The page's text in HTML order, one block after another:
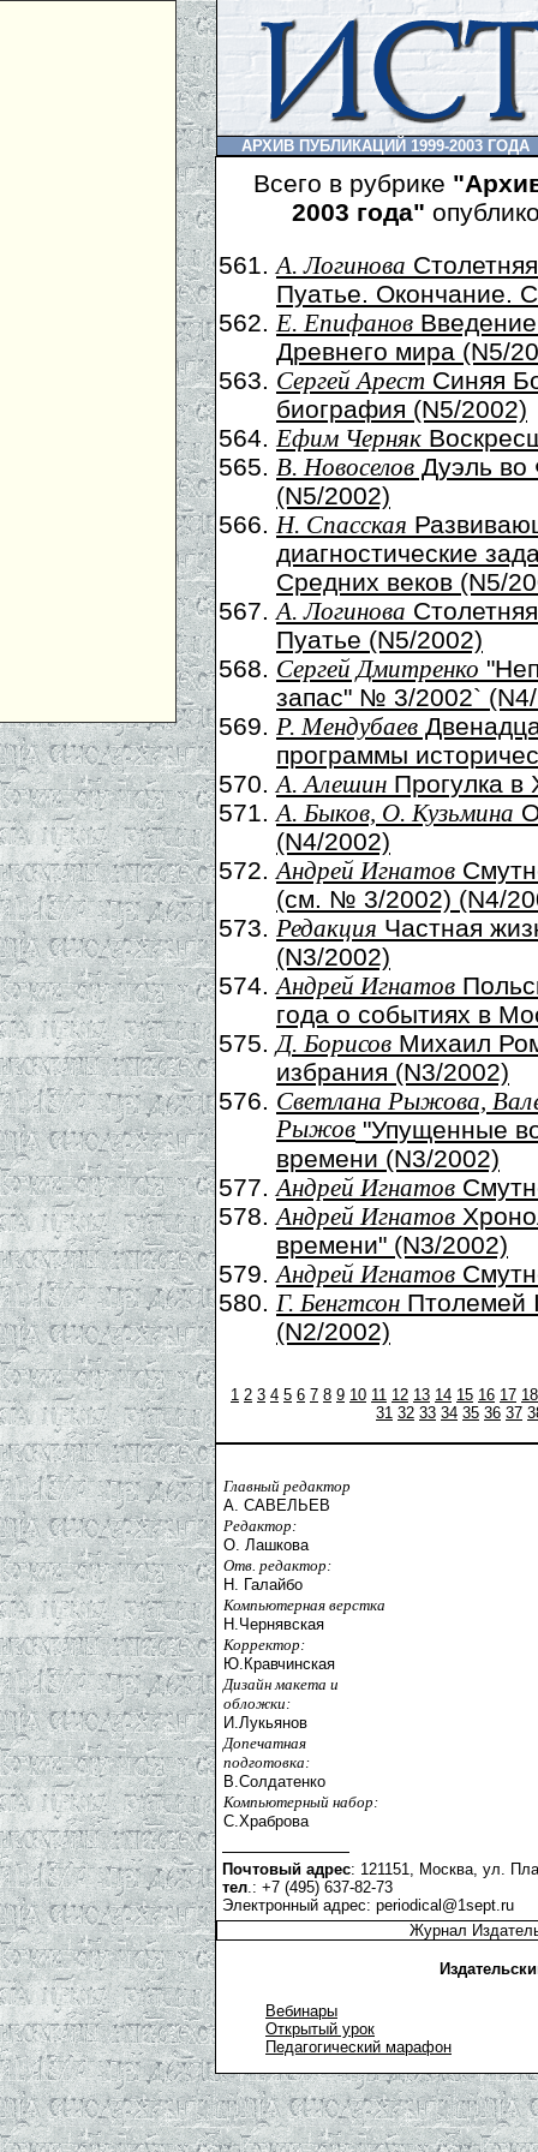
АРХИВ ПУБЛИКАЦИЙ 1999-2003 ГОДА
Всего в рубрике
2003 года"
А. Логинова
Пуатье. Окончание.
Е. Епифанов
Древнего мира (N5/
Сергей Арест Синяя
биография (N5/2002)
Ефим Черняк
В. Новоселов Дуэль во
(N5/2002)
Н. Спасская
диагностические
Средних веков (N5/
А. Логинова
Пуатье (N5/2002)
Сергей Дмитренко
запас" № 3/2002`
Р. Мендубаев
программы
А. Алешин Прогулка в
А. Быков, О. Кузьмина
(N4/2002)
Андрей Игнатов
(см. № 3/2002) (N4/
Редакция Частная
(N3/2002)
Андрей Игнатов
года о событиях в
Д. Борисов Михаил
избрания (N3/2002)
Светлана Рыжова,
Рыжов "Упущенные
времени (N3/2002)
Андрей Игнатов
Андрей Игнатов
времени" (N3/2002)
Андрей Игнатов
Г. Бенгтсон Птолемей
(N2/2002)
1 2 3 4 5 6 7 8 9 10 11 12 13 14 15 16 17 18
31 32 33 34 35 36 37
Главный редактор
А. САВЕЛЬЕВ
Редактор:
О. Лашкова
Отв. редактор:
Н. Галайбо
Компьютерная верстка
Н.Чернявская
Корректор:
Ю.Кравчинская
Дизайн макета и
обложки:
И.Лукьянов
Допечатная
подготовка:
В.Солдатенко
Компьютерный набор:
С.Храброва
Почтовый адрес: 121151, Москва, ул.
тел.: +7 (495) 637-82-73
Электронный адрес: periodical@1sept.ru
Журнал
Вебинары
Открытый урок
Педагогический марафон